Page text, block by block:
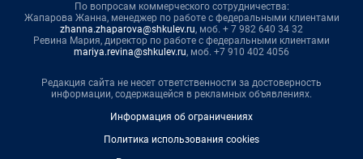
По вопросам коммерческого сотрудничества:
Жапарова Жанна, менеджер по работе с федеральными клиентами
zhanna.zhaparova@shkulev.ru, моб. + 7 982 640 34 32
Ревина Мария, директор по работе с федеральными клиентами
mariya.revina@shkulev.ru, моб. +7 910 402 4056
Редакция сайта не несет ответственности за достоверность
информации, содержащейся в рекламных объявлениях.
Информация об ограничениях
Политика использования cookies